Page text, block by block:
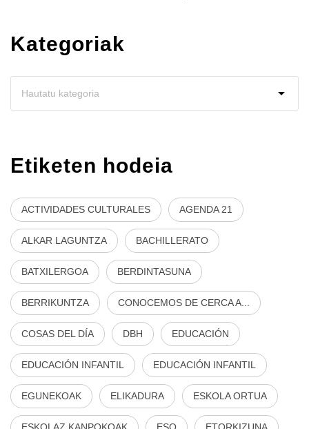
Kategoriak
Etiketen hodeia
ACTIVIDADES CULTURALES AGENDA 21
ALKAR LAGUNTZA BACHILLERATO
BATXILERGOA BERDINTASUNA
BERRIKUNTZA CONOCEMOS DE CERCA A...
COSAS DEL DÍA DBH EDUCACIÓN
EDUCACIÓN INFANTIL EDUCACIÓN INFANTIL
EGUNEKOAK ELIKADURA ESKOLA ORTUA
ESKOLAZ KANPOKOAK ESO ETORKIZUNA